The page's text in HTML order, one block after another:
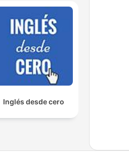
Inglés desde cero